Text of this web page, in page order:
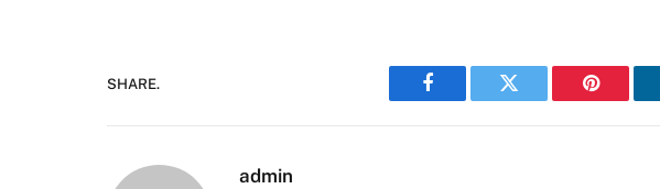
SHARE.
Facebook Twitter Pinterest
admin